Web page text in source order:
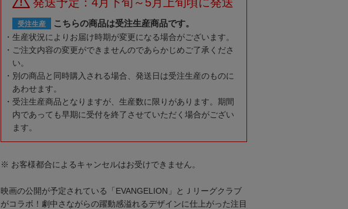
受注生産 こちらの商品は受注生産商品です。
生産状況によりお届け時期が変更になる場合がございます。
ご注文内容の変更ができませんのであらかじめご了承くださ
い。
別の商品と同時購入される場合、発送日は受注生産のものに
あわせます。
受注生産商品となりますが、生産数に限りがあります。期間
内であっても早期に受付を終了させていただく場合がござい
ます。
※ お客様都合によるキャンセルはお受けできません。
映画の公開が予定されている「EVANGELION」とＪリーグクラブ
がコラボ！劇中さながらの躍動感溢れるデザインに仕上がった注目